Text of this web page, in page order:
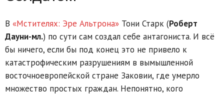
В «Мстителях: Эре Альтрона» Тони Старк (Роберт
Дауни-мл.) по сути сам создал себе антагониста. И всё
бы ничего, если бы под конец это не привело к
катастрофическим разрушениям в вымышленной
восточноевропейской стране Заковии, где умерло
множество простых граждан. Непонятно, кого